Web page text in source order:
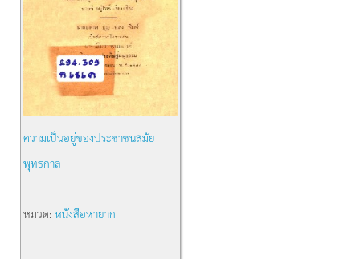
ความเป็นอยู่ของประชาชนสมัย
พุทธกาล
หมวด:หนังสือหายาก